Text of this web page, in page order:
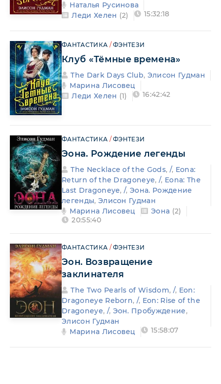
Наталья Русинова
Леди Хелен (2) 15:32:18
ФАНТАСТИКА /ФЭНТЕЗИ
Клуб «Тёмные времена»
The Dark Days Club, Элисон Гудман
Марина Лисовец
Леди Хелен (1) 16:42:42
ФАНТАСТИКА /ФЭНТЕЗИ
Эона. Рождение легенды
The Necklace of the Gods, /, Eona:
Return of the Dragoneye,/, Eona: The
Last Dragoneye,/,Эона. Рождение
легенды, Элисон Гудман
Марина Лисовец
Эона (2)
20:55:40
ФАНТАСТИКА /ФЭНТЕЗИ
Эон. Возвращение
заклинателя
The Two Pearls of Wisdom, /, Eon:
Dragoneye Reborn, /, Eon: Rise of the
Dragoneye, /, Эон. Пробуждение,
Элисон Гудман
Марина Лисовец
15:58:07